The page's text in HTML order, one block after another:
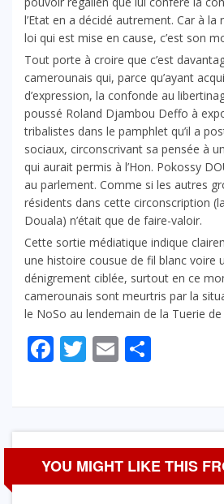
l’Etat en a décidé autrement. Car à la
loi qui est mise en cause, c’est son
Tout porte à croire que c’est
camerounais qui, parce qu’ayant
d’expression, la confonde au
poussé Roland Djambou Deffo à
tribalistes dans le pamphlet qu’il a
sociaux, circonscrivant sa pensée à
qui aurait permis à l’Hon. Pokossy
au parlement. Comme si les autres
résidents dans cette circonscription
Douala) n’était que de faire-valoir.
Cette sortie médiatique indique
une histoire cousue de fil blanc voire
dénigrement ciblée, surtout en ce
camerounais sont meurtris par la
le NoSo au lendemain de la Tuerie de
Facebook
Twitter
Email
YOU MIGHT LIKE THIS